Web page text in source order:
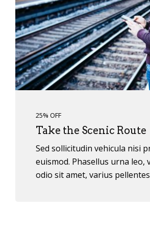
25% OFF
Take the Scenic Route
Sed sollicitudin vehicula nisi
euismod. Phasellus urna leo,
odio sit amet, varius